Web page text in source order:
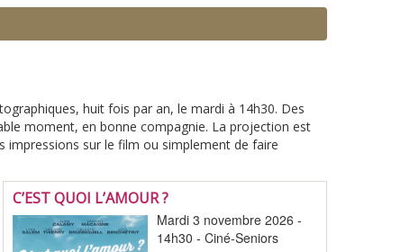
huit fois par an, le mardi à 14h30. Des
moment, en bonne compagnie. La projection est
impressions sur le film ou simplement de faire
C’EST QUOI L’AMOUR ?
Mardi 3 novembre 2026 -
14h30 - Ciné-Seniors